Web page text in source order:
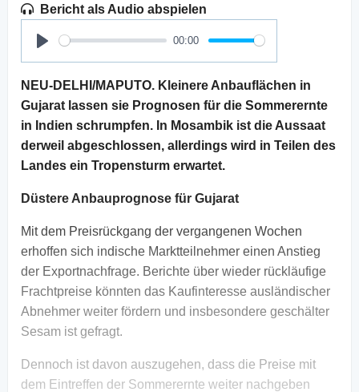
Bericht als Audio abspielen
Play
00:00
NEU-DELHI/MAPUTO. Kleinere Anbauflächen in
Gujarat lassen sie Prognosen für die Sommerernte
in Indien schrumpfen. In Mosambik ist die Aussaat
derweil abgeschlossen, allerdings wird in Teilen des
Landes ein Tropensturm erwartet.
Düstere Anbauprognose für Gujarat
Mit dem Preisrückgang der vergangenen Wochen
erhoffen sich indische Marktteilnehmer einen Anstieg
der Exportnachfrage. Berichte über wieder rückläufige
Frachtpreise könnten das Kaufinteresse ausländischer
Abnehmer weiter fördern und insbesondere geschälter
Sesam ist gefragt.
Dennoch ist davon auszugehen, dass die Preise mit
dem Eintreffen der Sommerernte weiter nachgeben